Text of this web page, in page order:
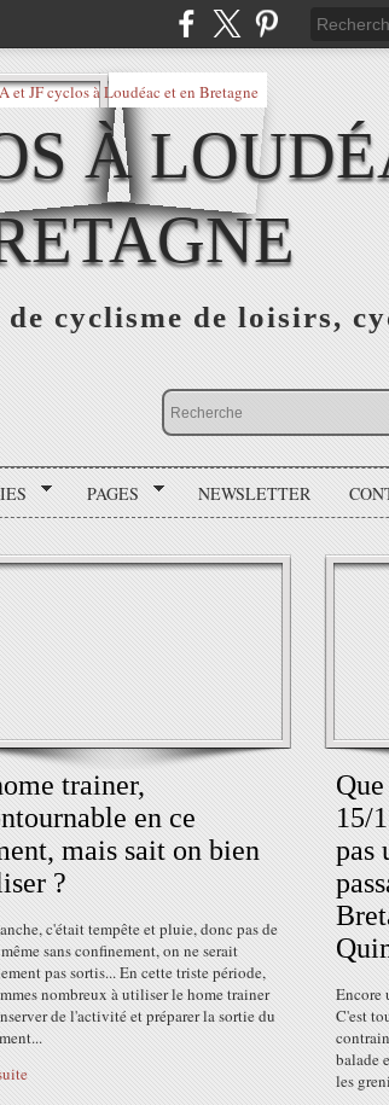
À
cyclisme de loisirs,
PAGES NEWSLETTER
trainer,
en ce
mais sait on bien
?
c'était tempête et pluie, donc pas de
sans confinement, on ne serait
pas sortis... En cette triste période,
nombreux à utiliser le home trainer
de l'activité et préparer la sortie du
15/
pas
Encore
C'est
balade
les